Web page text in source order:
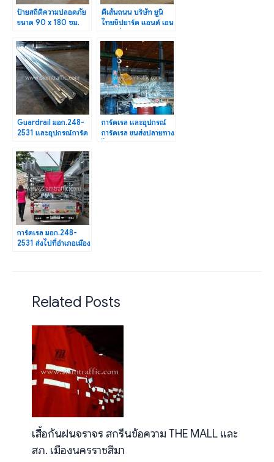
ป้ายสถิติความปลอดภัย
ขนาด 90 x 180 ซม.
ซม.
ตีเส้นถนน บริษัท ยูนิ
ไทยชิปยาร์ด แอนด์ เอน
Guardrail มอก.248-
2531 และอุปกรณ์การ์ด
ระยอง
การ์ดเรล และอุปกรณ์
การ์ดเรล ขนส่งปลายทาง
การ์ดเรล มอก.248-
2531 ส่งไปที่อำเภอเมือง
Related Posts
เสื้อกันฝนจราจร สกรีนข้อความ THE MALL และ
สภ. เมืองนครราชสีมา